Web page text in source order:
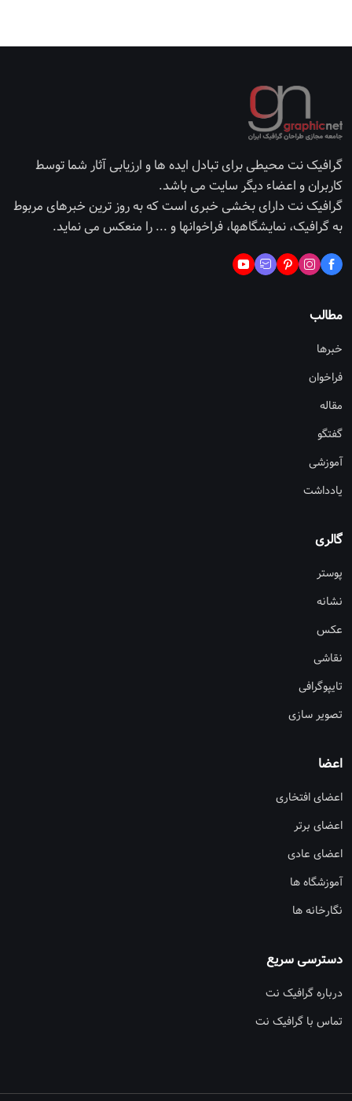
گرافیک نت محیطی برای تبادل ایده ها و ارزیابی آثار شما توسط
کاربران و اعضاء دیگر سایت می باشد.
گرافیک نت دارای بخشی خبری است که به روز ترین خبرهای مربوط
به گرافیک، نمایشگاهها، فراخوانها و ... را منعکس می نماید.
مطالب
خبرها
فراخوان
مقاله
گفتگو
آموزشی
یادداشت
گالری
پوستر
نشانه
عکس
نقاشی
تایپوگرافی
تصویر سازی
اعضا
اعضای افتخاری
اعضای برتر
اعضای عادی
آموزشگاه ها
نگارخانه ها
دسترسی سریع
درباره گرافیک نت
تماس با گرافیک نت